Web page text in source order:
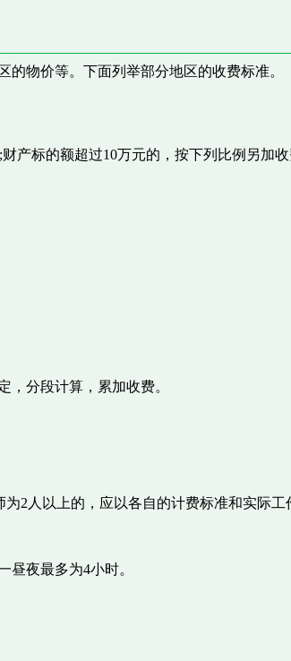
物价等。下面列举部分地区的收费标准。
产标的额超过10万元的，按下列比例另加
，分段计算，累加收费。
2人以上的，应以各自的计费标准和实际
夜最多为4小时。